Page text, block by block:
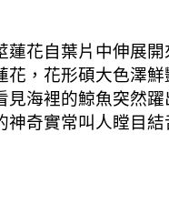
花自葉片中伸展開
，花形碩大色澤鮮
海裡的鯨魚突然躍
奇實常叫人瞠目結